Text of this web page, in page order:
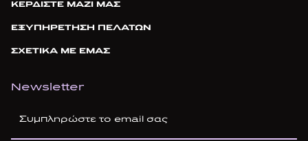
ΚΕΡΔΙΣΤΕ ΜΑΖΙ ΜΑΣ
ΕΞΥΠΗΡΕΤΗΣΗ ΠΕΛΑΤΩΝ
ΣΧΕΤΙΚΑ ΜΕ ΕΜΑΣ
Newsletter